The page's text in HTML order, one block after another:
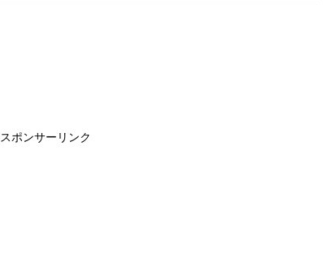
スポンサーリンク